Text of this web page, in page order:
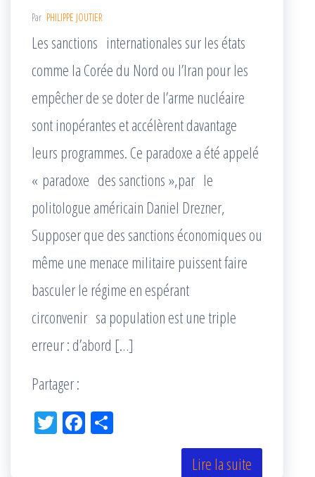
Par PHILIPPE JOUTIER
Les sanctions internationales sur les états
comme la Corée du Nord ou l’Iran pour les
empêcher de se doter de l’arme nucléaire
sont inopérantes et accélèrent davantage
leurs programmes. Ce paradoxe a été appelé
« paradoxe des sanctions »,par le
politologue américain Daniel Drezner,
Supposer que des sanctions économiques ou
même une menace militaire puissent faire
basculer le régime en espérant
circonvenir sa population est une triple
erreur : d’abord […]
Partager :
Tw Fac
Lire la suite